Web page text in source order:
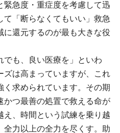
緊急度・重症度を考慮して迅
て「断らなくてもいい」救急
に還元するのが最も大きな役
でも、良い医療を」といわ
ズは高まっていますが、これ
求められています。その期
かつ最善の処置で救える命が
え、時間という試練を乗り越
全力以上の全力を尽くす。助